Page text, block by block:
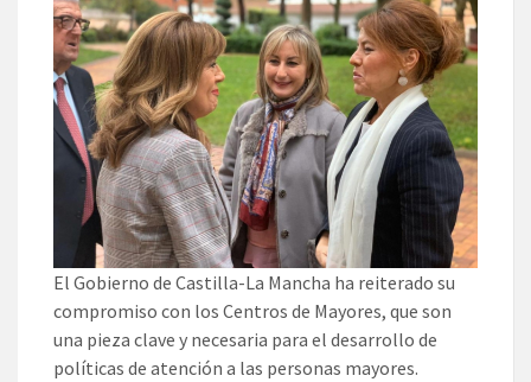
El Gobierno de Castilla-La Mancha ha reiterado su
compromiso con los Centros de Mayores, que son
una pieza clave y necesaria para el desarrollo de
políticas de atención a las personas mayores.